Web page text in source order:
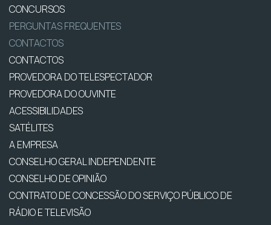
CONCURSOS
PERGUNTAS FREQUENTES
CONTACTOS
CONTACTOS
PROVEDORA DO TELESPECTADOR
PROVEDORA DO OUVINTE
ACESSIBILIDADES
SATÉLITES
A EMPRESA
CONSELHO GERAL INDEPENDENTE
CONSELHO DE OPINIÃO
CONTRATO DE CONCESSÃO DO SERVIÇO PÚBLICO DE
RÁDIO E TELEVISÃO